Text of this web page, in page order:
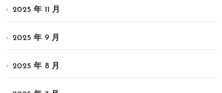
2025 年 11 月
2025 年 9 月
2025 年 8 月